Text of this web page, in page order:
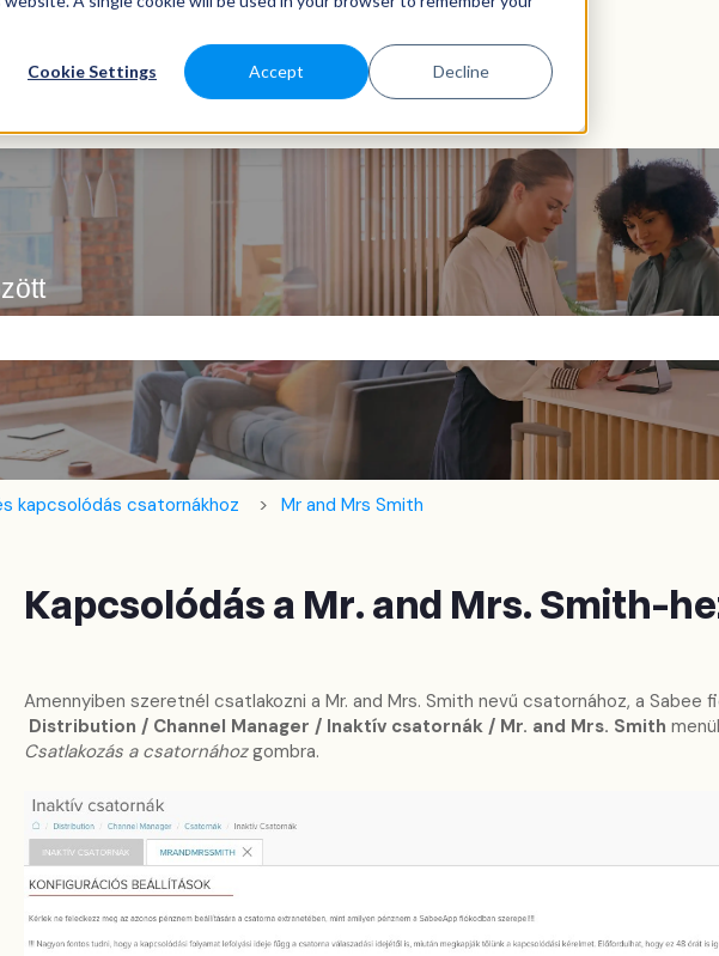
Cookie Settings Accept Decline
kapcsolódás csatornákhoz Mr and Mrs Smith
Kapcsolódás a Mr. and Mrs. Smith-
Amennyiben szeretnél csatlakozni a Mr. and Mrs. Smith nevű csatornához, a Sabee
Distribution / Channel Manager / Inaktív csatornák / Mr. and Mrs. Smith
Csatlakozás a csatornáhozgombra.